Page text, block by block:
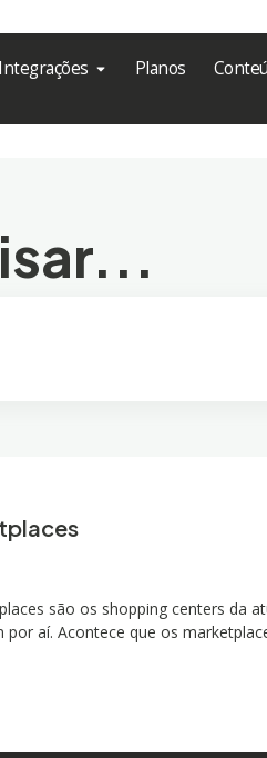
Integrações Planos
são os shopping centers
aí. Acontece que os